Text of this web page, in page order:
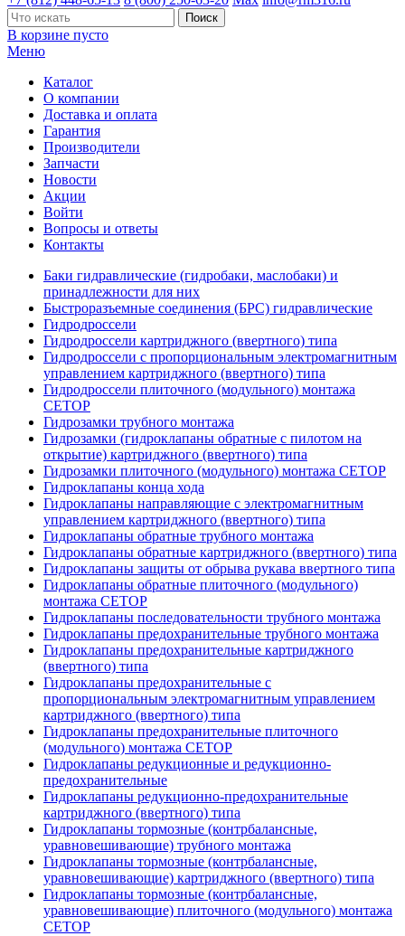
В корзине пусто
Меню
Каталог
О компании
Доставка и оплата
Гарантия
Производители
Запчасти
Новости
Акции
Войти
Вопросы и ответы
Контакты
Баки гидравлические (гидробаки, маслобаки) и
принадлежности для них
Быстроразъемные соединения (БРС) гидравлические
Гидродроссели
Гидродроссели картриджного (ввертного) типа
Гидродроссели с пропорциональным электромагнитным
управлением картриджного (ввертного) типа
Гидродроссели плиточного (модульного) монтажа
CETOP
Гидрозамки трубного монтажа
Гидрозамки (гидроклапаны обратные с пилотом на
открытие) картриджного (ввертного) типа
Гидрозамки плиточного (модульного) монтажа CETOP
Гидроклапаны конца хода
Гидроклапаны направляющие с электромагнитным
управлением картриджного (ввертного) типа
Гидроклапаны обратные трубного монтажа
Гидроклапаны обратные картриджного (ввертного) типа
Гидроклапаны защиты от обрыва рукава ввертного типа
Гидроклапаны обратные плиточного (модульного)
монтажа CETOP
Гидроклапаны последовательности трубного монтажа
Гидроклапаны предохранительные трубного монтажа
Гидроклапаны предохранительные картриджного
(ввертного) типа
Гидроклапаны предохранительные с
пропорциональным электромагнитным управлением
картриджного (ввертного) типа
Гидроклапаны предохранительные плиточного
(модульного) монтажа CETOP
Гидроклапаны редукционные и редукционно-
предохранительные
Гидроклапаны редукционно-предохранительные
картриджного (ввертного) типа
Гидроклапаны тормозные (контрбалансные,
уравновешивающие) трубного монтажа
Гидроклапаны тормозные (контрбалансные,
уравновешивающие) картриджного (ввертного) типа
Гидроклапаны тормозные (контрбалансные,
уравновешивающие) плиточного (модульного) монтажа
CETOP